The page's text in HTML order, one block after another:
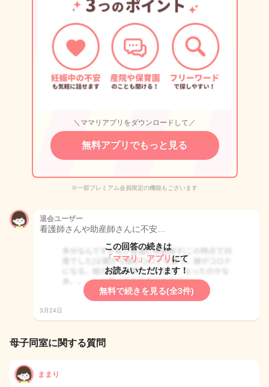
＼ママリアプリをダウンロードして／
無料アプリでもっと見る
※一部プレミアム会員限定の機能もございます
退会ユーザー
看護師さんや助産師さんに不安…
この回答の続きは
「ママリ」アプリ にて
お読みいただけます！
無料で続きを見る(全3件)
3月24日
母子同室に関する質問
ままり